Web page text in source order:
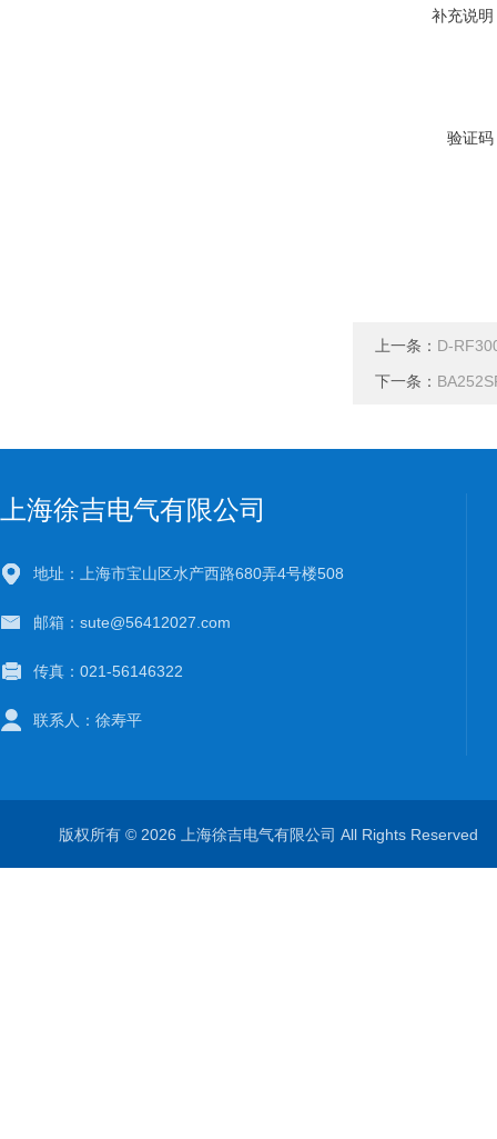
补充说明
验证码
上一条： D-
下一条：
上海徐吉电气有限公司
地址：上海市宝山区水产西路680弄4号楼508
邮箱：sute@56412027.com
传真：021-56146322
联系人：徐寿平
版权所有 © 2026 上海徐吉电气有限公司 All Rights